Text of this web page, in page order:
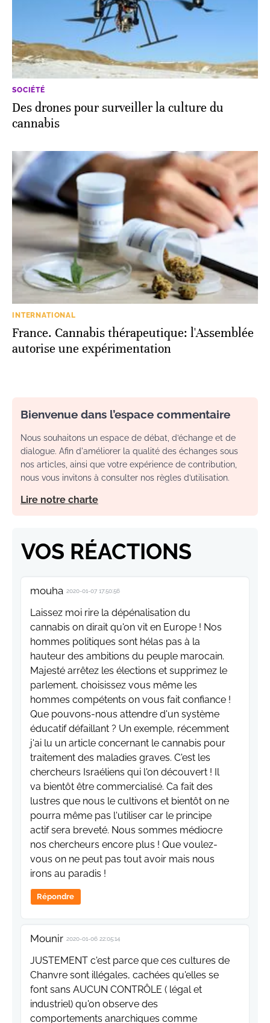
SOCIÉTÉ
Des drones pour surveiller la culture du
cannabis
INTERNATIONAL
France. Cannabis thérapeutique: l'Assemblée
autorise une expérimentation
Bienvenue dans l’espace commentaire
Nous souhaitons un espace de débat, d’échange et de
dialogue. Afin d'améliorer la qualité des échanges sous
nos articles, ainsi que votre expérience de contribution,
nous vous invitons à consulter nos règles d’utilisation.
Lire notre charte
VOS RÉACTIONS
mouha 2020-01-07 17:50:56
Laissez moi rire la dépénalisation du
cannabis on dirait qu'on vit en Europe ! Nos
hommes politiques sont hélas pas à la
hauteur des ambitions du peuple marocain.
Majesté arrêtez les élections et supprimez le
parlement, choisissez vous même les
hommes compétents on vous fait confiance !
Que pouvons-nous attendre d'un système
éducatif défaillant ? Un exemple, récemment
j'ai lu un article concernant le cannabis pour
traitement des maladies graves. C'est les
chercheurs Israéliens qui l'on découvert ! Il
va bientôt être commercialisé. Ca fait des
lustres que nous le cultivons et bientôt on ne
pourra même pas l'utiliser car le principe
actif sera breveté. Nous sommes médiocre
nos chercheurs encore plus ! Que voulez-
vous on ne peut pas tout avoir mais nous
irons au paradis !
Répondre
Mounir 2020-01-06 22:05:14
JUSTEMENT c'est parce que ces cultures de
Chanvre sont illégales, cachées qu'elles se
font sans AUCUN CONTRÔLE ( légal et
industriel) qu'on observe des
comportements anarchiques comme